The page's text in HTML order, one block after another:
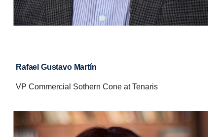
Rafael Gustavo Martín
VP Commercial Sothern Cone at Tenaris